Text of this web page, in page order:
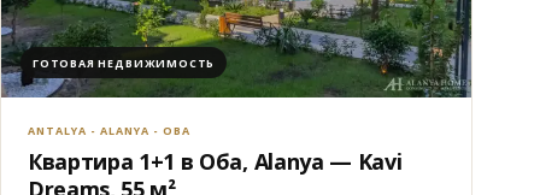
ГОТОВАЯ НЕДВИЖИМОСТЬ
ANTALYA - ALANYA - OBA
Квартира 1+1 в Оба, Alanya — Kavi
Dreams, 55 м²